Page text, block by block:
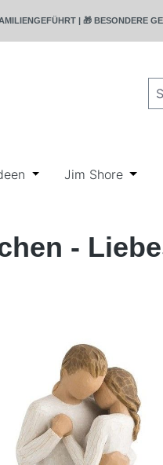
| 🎁 BESONDERE
der Kategorie
das Dropdown der
Öffne oder Schließe
Jim Shore
-